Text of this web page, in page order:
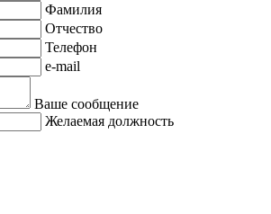
Фамилия
Отчество
Телефон
e-mail
Ваше сообщение
Желаемая должность